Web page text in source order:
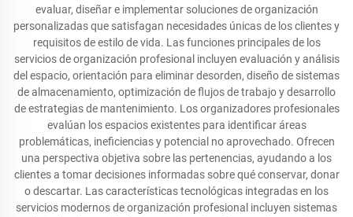
evaluar, diseñar e implementar soluciones de organización
personalizadas que satisfagan necesidades únicas de los clientes y
requisitos de estilo de vida. Las funciones principales de los
servicios de organización profesional incluyen evaluación y análisis
del espacio, orientación para eliminar desorden, diseño de sistemas
de almacenamiento, optimización de flujos de trabajo y desarrollo
de estrategias de mantenimiento. Los organizadores profesionales
evalúan los espacios existentes para identificar áreas
problemáticas, ineficiencias y potencial no aprovechado. Ofrecen
una perspectiva objetiva sobre las pertenencias, ayudando a los
clientes a tomar decisiones informadas sobre qué conservar, donar
o descartar. Las características tecnológicas integradas en los
servicios modernos de organización profesional incluyen sistemas